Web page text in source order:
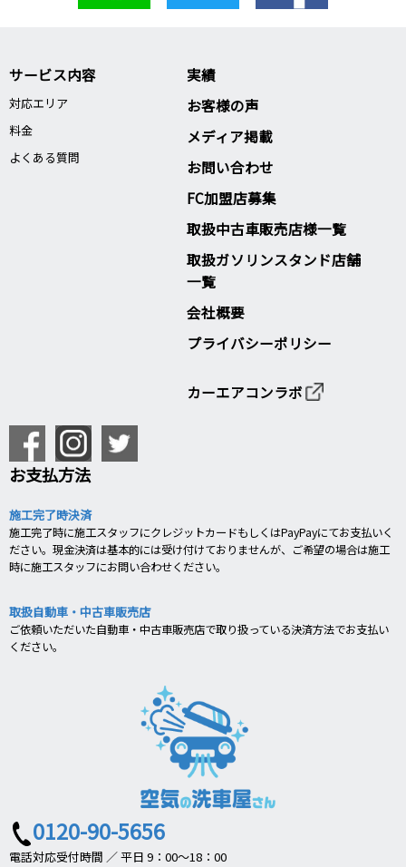
サービス内容
対応エリア
料金
よくある質問
実績
お客様の声
メディア掲載
お問い合わせ
FC加盟店募集
取扱中古車販売店様一覧
取扱ガソリンスタンド店舗
一覧
会社概要
プライバシーポリシー
カーエアコンラボ
お支払方法
施工完了時決済
施工完了時に施工スタッフにクレジットカードもしくはPayPayにてお支払いく
ださい。現金決済は基本的には受け付けておりませんが、ご希望の場合は施工
時に施工スタッフにお問い合わせください。
取扱自動車・中古車販売店
ご依頼いただいた自動車・中古車販売店で取り扱っている決済方法でお支払い
ください。
0120-90-5656
電話対応受付時間 ／ 平日 9：00～18：00